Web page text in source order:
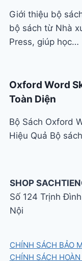
Giới thiệu bộ
bộ sách từ Nhà
Press, giúp học…
Oxford Word
Toàn Diện
Bộ Sách Oxford
Hiệu Quả Bộ
SHOP
Số 124 Trịnh
Nội
CHÍNH SÁCH BẢO
CHÍNH SÁCH